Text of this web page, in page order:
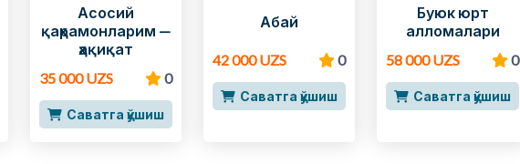
Асосий
қаҳрамонларим —
ҳақиқат
35 000 UZS
0
Саватга қўшиш
Абай
42 000 UZS 0
Саватга қўшиш
Буюк юрт
алломалари
58 000 UZS
0
Саватга қўшиш